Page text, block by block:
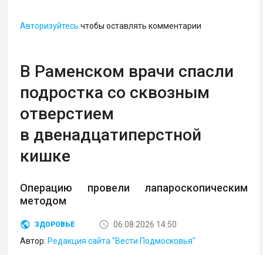
Авторизуйтесь чтобы оставлять комментарии
В Раменском врачи спасли
подростка со сквозным
отверстием
в двенадцатиперстной
кишке
Операцию провели лапароскопическим
методом
ЗДОРОВЬЕ
06.08.2026 14:50
Автор: Редакция сайта "Вести Подмосковья"